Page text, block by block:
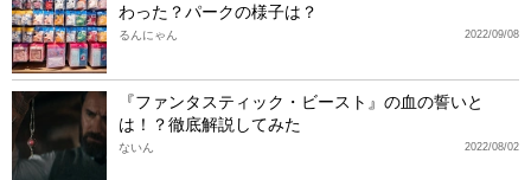
わった？パークの様子は？
2022/09/08
るんにゃん
『ファンタスティック・ビースト』の血の誓いと
は！？徹底解説してみた
2022/08/02
ないん